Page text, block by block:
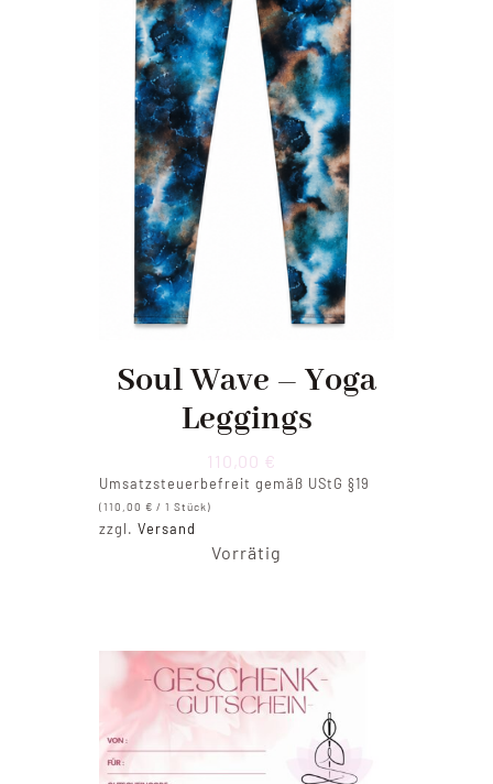
Soul Wave – Yoga
Leggings
110,00 €
Umsatzsteuerbefreit gemäß UStG §19
(110,00€ / 1 Stück)
zzgl.Versand
Vorrätig